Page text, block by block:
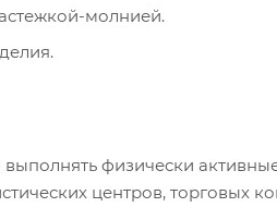
молнией.
физически
центров,